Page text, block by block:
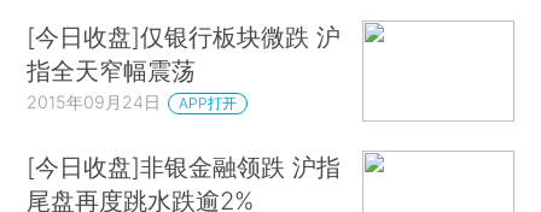
[今日收盘]仅银行板块微跌 沪
指全天窄幅震荡
2015年09月24日 APP打开
[今日收盘]非银金融领跌 沪指
尾盘再度跳水跌逾2%